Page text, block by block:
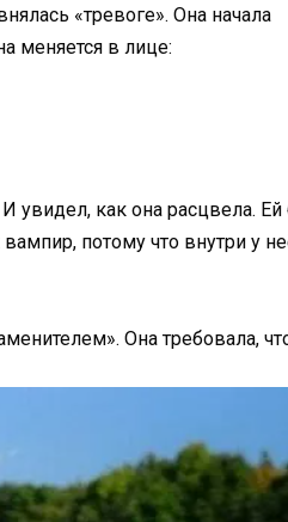
«тревоге». Она начала
меняется в лице:
увидел, как она расцвела.
потому что внутри у
Она требовала,